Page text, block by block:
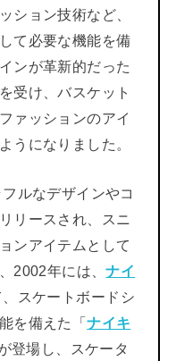
ション技術など、
て必要な機能を備
ンが革新的だった
受け、バスケット
ァッションのアイ
うになりました。
ルなデザインやコ
リースされ、スニ
ンアイテムとして
2002年には、ナイ
スケートボードシ
を備えた「ナイキ
登場し、スケータ